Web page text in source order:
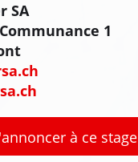
SA
1
à ce stage